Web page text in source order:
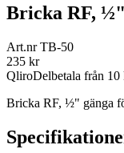
Bricka RF, ½"
Art.nrTB-50
235 kr
QliroDelbetala från 10
Bricka RF, ½" gänga